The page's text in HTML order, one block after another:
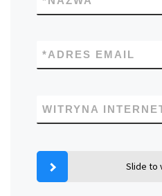
ADRES EMAIL
*
WITRYNA
Slide to